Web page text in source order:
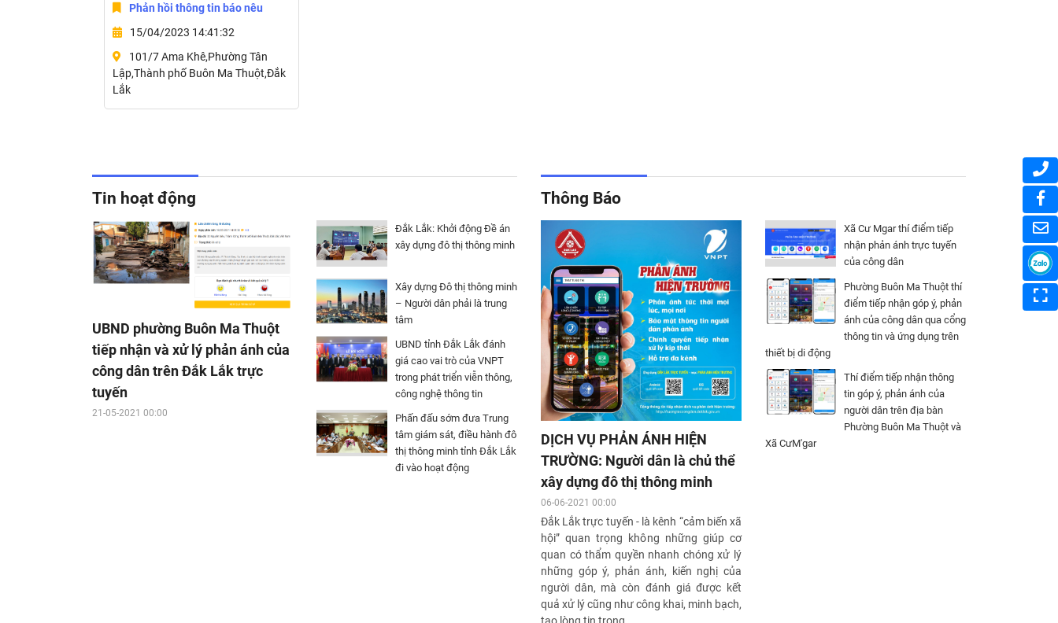
Phản hồi thông tin báo nêu
15/04/2023 14:41:32
101/7 Ama Khê,Phường Tân
Lập,Thành phố Buôn Ma Thuột,Đắk
Lắk
Tin hoạt động
UBND phường Buôn Ma Thuột
tiếp nhận và xử lý phản ánh của
công dân trên Đắk Lắk trực
tuyến
21-05-2021 00:00
Đắk Lắk: Khởi động Đề án
xây dựng đô thị thông minh
Xây dựng Đô thị thông minh
– Người dân phải là trung
tâm
UBND tỉnh Đắk Lắk đánh
giá cao vai trò của VNPT
trong phát triển viễn thông,
công nghệ thông tin
Phấn đấu sớm đưa Trung
tâm giám sát, điều hành đô
thị thông minh tỉnh Đắk Lắk
đi vào hoạt động
Thông Báo
DỊCH VỤ PHẢN ÁNH HIỆN
TRƯỜNG: Người dân là chủ thể
xây dựng đô thị thông minh
06-06-2021 00:00
Đắk Lắk trực tuyến - là kênh “cảm biến xã
hội” quan trọng không những giúp cơ
quan có thẩm quyền nhanh chóng xử lý
những góp ý, phản ánh, kiến nghị của
người dân, mà còn đánh giá được kết
quả xử lý cũng như công khai, minh bạch,
Xã Cư Mgar thí điểm tiếp
nhận phản ánh trực tuyến
của công dân
Phường Buôn Ma Thuột thí
điểm tiếp nhận góp ý, phản
ánh của công dân qua cổng
thông tin và ứng dụng trên
thiết bị di động
Thí điểm tiếp nhận thông
tin góp ý, phản ánh của
người dân trên địa bàn
Phường Buôn Ma Thuột và
Xã CưM'gar